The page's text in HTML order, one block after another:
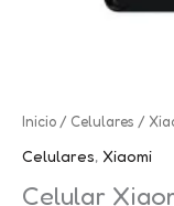
Inicio / Celulares /
Celulares, Xiaomi
Celular
Celular
Note